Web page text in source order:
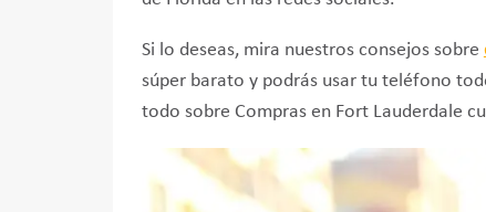
Si lo deseas, mira nuestros consejos sobre
súper barato y podrás usar tu teléfono
todo sobre Compras en Fort Lauderdale